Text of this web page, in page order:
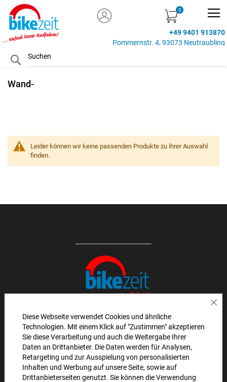
Diese Webseite verwendet Cookies und ähnliche
Technologien. Mit einem Klick auf "Zustimmen" akzeptieren
Sie diese Verarbeitung und auch die Weitergabe Ihrer
Daten an Drittanbieter. Die Daten werden für Analysen,
Retargeting und zur Ausspielung von personalisierten
Inhalten und Werbung auf unsere Seite, sowie auf
Drittanbieterseiten genutzt. Sie können die Verwendung
MEIN KONTO
+49 9401 913870
Pommernstr. 4, 93073 Neutraubling
Search
Wand-
Leider können wir keine passenden Produkte zu ihrer Auswahl
finden.
AKTIONEN UND NEUHEITEN ABONNIEREN UND
10€ GUTSCHEIN SICHERN!**
ANMELDEN